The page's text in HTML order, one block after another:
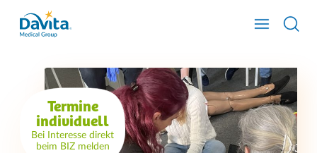
Termine
individuell
Bei Interesse direkt
beim BIZ melden